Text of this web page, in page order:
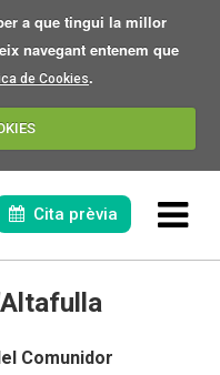
a que tingui la millor
navegant entenem que
de Cookies.
Cita prèvia
Comunidor